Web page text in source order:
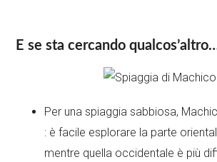
E se sta cercando
Per una spiaggia sabbiosa,
: è facile esplorare la parte
mentre quella occidentale è più